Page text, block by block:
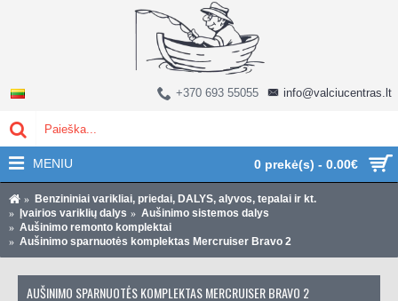
0 prekė(s) - 0.00€
+370 693 55055 info@valciucentras.lt
MENIU
Benzininiai varikliai, priedai, DALYS, alyvos, tepalai ir kt.
Įvairios variklių dalys
Aušinimo sistemos dalys
Aušinimo remonto komplektai
Aušinimo sparnuotės komplektas Mercruiser Bravo 2
AUŠINIMO SPARNUOTĖS KOMPLEKTAS MERCRUISER BRAVO 2